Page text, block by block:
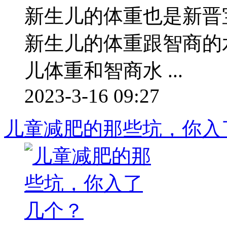
新生儿的体重也是新
新生儿的体重跟智商
儿体重和智商水 ...
2023-3-16 09:27
儿童减肥的那些坑，你